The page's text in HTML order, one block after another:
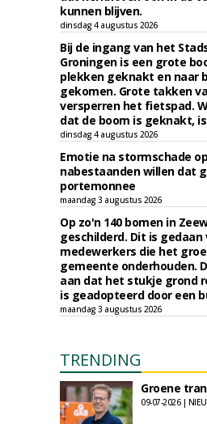
kunnen blijven.
dinsdag 4 augustus 2026
Bij de ingang van het
Groningen is een grote
plekken geknakt en naar
gekomen. Grote takken
versperren het fietspad.
dat de boom is geknakt,
dinsdag 4 augustus 2026
Emotie na stormschade
nabestaanden willen dat
portemonnee
maandag 3 augustus 2026
Op zo'n 140 bomen in
geschilderd. Dit is gedaan
medewerkers die het
gemeente onderhouden.
aan dat het stukje grond
is geadopteerd door een
maandag 3 augustus 2026
TRENDING
Groene
09-07-2026 |